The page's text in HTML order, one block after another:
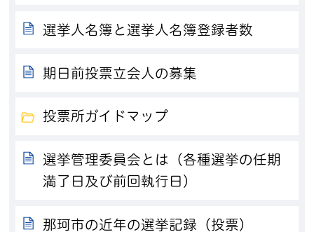
選挙人名簿と選挙人名簿登録者数
期日前投票立会人の募集
投票所ガイドマップ
選挙管理委員会とは（各種選挙の任期
満了日及び前回執行日）
那珂市の近年の選挙記録（投票）